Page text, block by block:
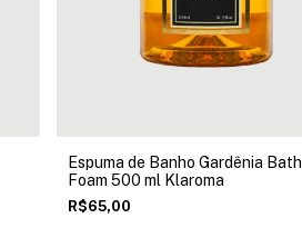
Espuma de Banho Gardênia Bath
Foam 500 ml Klaroma
R$65,00